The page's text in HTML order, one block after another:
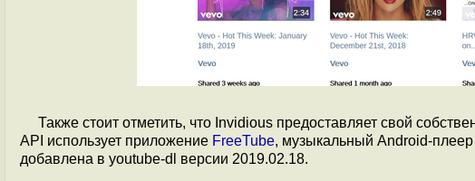
Также стоит отметить, что Invidious предоставляет свой
API использует приложение FreeTube, музыкальный Android-плеер
добавлена в youtube-dl версии 2019.02.18.